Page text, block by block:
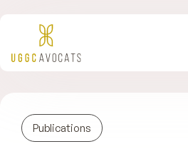
Publications